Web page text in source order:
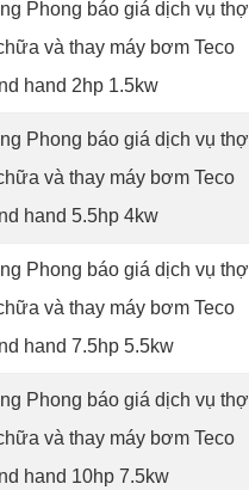
Phong báo giá dịch vụ thợ
và thay máy bơm Teco
hand 2hp 1.5kw
Phong báo giá dịch vụ thợ
và thay máy bơm Teco
hand 5.5hp 4kw
Phong báo giá dịch vụ thợ
và thay máy bơm Teco
hand 7.5hp 5.5kw
Phong báo giá dịch vụ thợ
và thay máy bơm Teco
hand 10hp 7.5kw